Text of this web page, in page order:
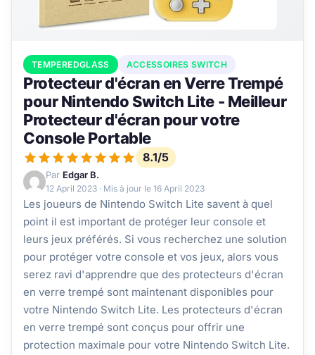
TEMPEREDGLASS ACCESSOIRES SWITCH
Protecteur d'écran en Verre Trempé
pour Nintendo Switch Lite - Meilleur
Protecteur d'écran pour votre
Console Portable
8.1/5
Par Edgar B.
12 April 2023 · Mis à jour le 16 April 2023
Les joueurs de Nintendo Switch Lite savent à quel
point il est important de protéger leur console et
leurs jeux préférés. Si vous recherchez une solution
pour protéger votre console et vos jeux, alors vous
serez ravi d'apprendre que des protecteurs d'écran
en verre trempé sont maintenant disponibles pour
votre Nintendo Switch Lite. Les protecteurs d'écran
en verre trempé sont conçus pour offrir une
protection maximale pour votre Nintendo Switch Lite.